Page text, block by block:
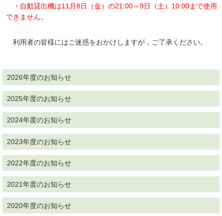
・自動貸出機は11月8日（金）の21:00～9日（土）10:00まで使用
できません。
利用者の皆様にはご迷惑をおかけしますが，ご了承ください。
2026年度のお知らせ
2025年度のお知らせ
2024年度のお知らせ
2023年度のお知らせ
2022年度のお知らせ
2021年度のお知らせ
2020年度のお知らせ